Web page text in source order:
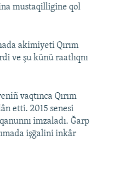
mustaqilligine qol
akimiyeti Qırım
ve şu künü raatlıqnı
vaqtınca Qırım
etti. 2015 senesi
imzaladı. Ğarp
işğalini inkâr